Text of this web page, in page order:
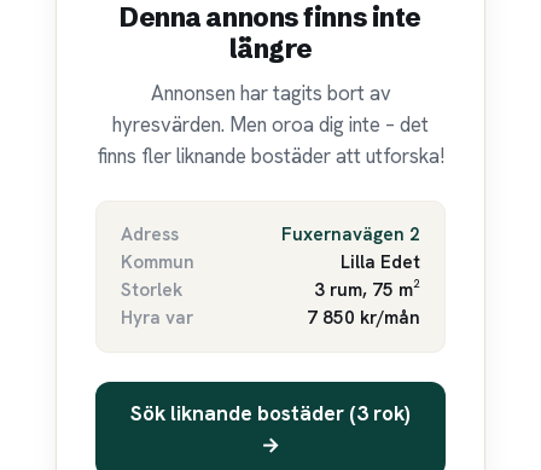
Denna annons finns inte
längre
Annonsen har tagits bort av
hyresvärden. Men oroa dig inte – det
finns fler liknande bostäder att utforska!
Adress
Fuxernavägen 2
Kommun
Lilla Edet
Storlek
3 rum, 75 m²
Hyra var
7 850 kr/mån
Sök liknande bostäder (3 rok)
→